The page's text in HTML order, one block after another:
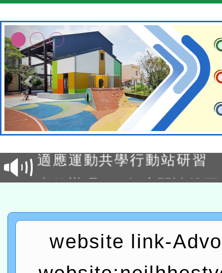
本校115學年度第2次代理
結果公告(無人報名，續辦
適應運動共學行動站研習
本館辦理115年度閱讀磐
程
「數位內容與教學軟體線
website link-